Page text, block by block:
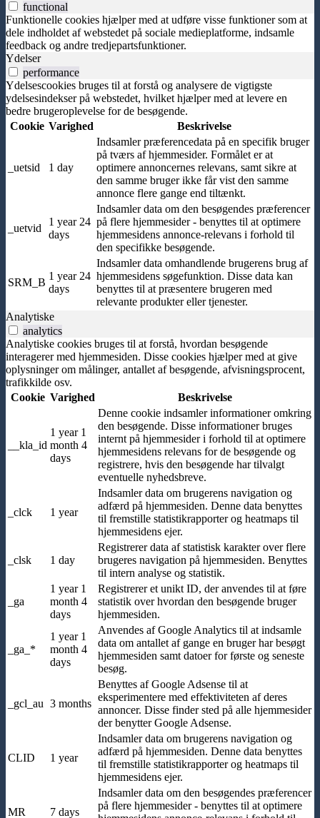
functional
Funktionelle cookies hjælper med at udføre visse funktioner som at
dele indholdet af webstedet på sociale medieplatforme, indsamle
feedback og andre tredjepartsfunktioner.
Ydelser
performance
Ydelsescookies bruges til at forstå og analysere de vigtigste
ydelsesindekser på webstedet, hvilket hjælper med at levere en
bedre brugeroplevelse for de besøgende.
Cookie Varighed Beskrivelse
_uetsid 1 day
Indsamler præferencedata på en specifik bruger
på tværs af hjemmesider. Formålet er at
optimere annoncernes relevans, samt sikre at
den samme bruger ikke får vist den samme
annonce flere gange end tiltænkt.
_uetvid
1 year 24
days
Indsamler data om den besøgendes præferencer
på flere hjemmesider - benyttes til at optimere
hjemmesidens annonce-relevans i forhold til
den specifikke besøgende.
SRM_B
1 year 24
days
Indsamler data omhandlende brugerens brug af
hjemmesidens søgefunktion. Disse data kan
benyttes til at præsentere brugeren med
relevante produkter eller tjenester.
Analytiske
analytics
Analytiske cookies bruges til at forstå, hvordan besøgende
interagerer med hjemmesiden. Disse cookies hjælper med at give
oplysninger om målinger, antallet af besøgende, afvisningsprocent,
trafikkilde osv.
Cookie Varighed Beskrivelse
__kla_id
1 year 1
month 4
days
Denne cookie indsamler informationer omkring
den besøgende. Disse informationer bruges
internt på hjemmesider i forhold til at optimere
hjemmesidens relevans for de besøgende og
registrere, hvis den besøgende har tilvalgt
eventuelle nyhedsbreve.
_clck 1 year
Indsamler data om brugerens navigation og
adfærd på hjemmesiden. Denne data benyttes
til fremstille statistikrapporter og heatmaps til
hjemmesidens ejer.
_clsk 1 day
Registrerer data af statistisk karakter over flere
brugeres navigation på hjemmesiden. Benyttes
til intern analyse og statistik.
_ga
1 year 1
month 4
days
Registrerer et unikt ID, der anvendes til at føre
statistik over hvordan den besøgende bruger
hjemmesiden.
_ga_*
1 year 1
month 4
days
Anvendes af Google Analytics til at indsamle
data om antallet af gange en bruger har besøgt
hjemmesiden samt datoer for første og seneste
besøg.
_gcl_au 3 months
Benyttes af Google Adsense til at
eksperimentere med effektiviteten af deres
annoncer. Disse finder sted på alle hjemmesider
der benytter Google Adsense.
CLID 1 year
Indsamler data om brugerens navigation og
adfærd på hjemmesiden. Denne data benyttes
til fremstille statistikrapporter og heatmaps til
hjemmesidens ejer.
MR 7 days
Indsamler data om den besøgendes præferencer
på flere hjemmesider - benyttes til at optimere